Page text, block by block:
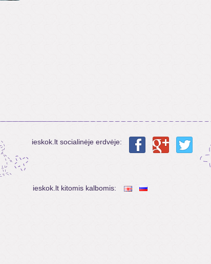
ieskok.lt socialinėje erdvėje:
ieskok.lt kitomis kalbomis: